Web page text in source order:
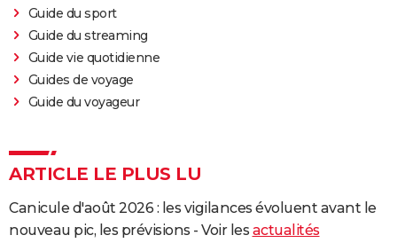
Guide du sport
Guide du streaming
Guide vie quotidienne
Guides de voyage
Guide du voyageur
ARTICLE LE PLUS LU
Canicule d'août 2026 : les vigilances évoluent avant le
nouveau pic, les prévisions - Voir les actualités